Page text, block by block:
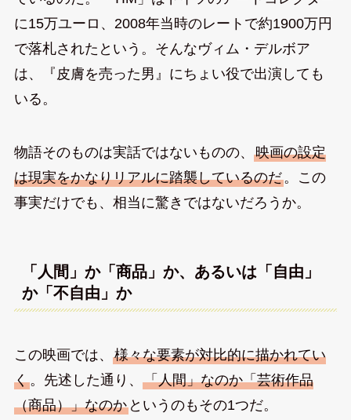
に15万ユーロ、2008年当時のレートで約1900万円
で落札されたという。そんなヴィム・デルボア
は、『皮膚を売った男』にちょい役で出演しても
いる。
物語そのものは実話ではないものの、 映画の設定
は現実をかなりリアルに踏襲しているのだ。この
事実だけでも、相当に驚きではないだろうか。
「人間」か「商品」か、あるいは「自由」
か「不自由」か
この映画では、 様々な要素が対比的に描かれてい
く。先述した通り、 「人間」なのか「芸術作品
（商品）」なのかというのもその1つだ。